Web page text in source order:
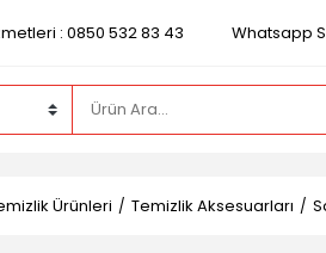
: 0850 532 83 43 Whatsapp
Ürünleri Temizlik Aksesuarları